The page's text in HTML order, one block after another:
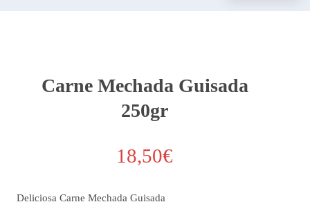
Carne Mechada Guisada
250gr
18,50€
Deliciosa Carne Mechada Guisada